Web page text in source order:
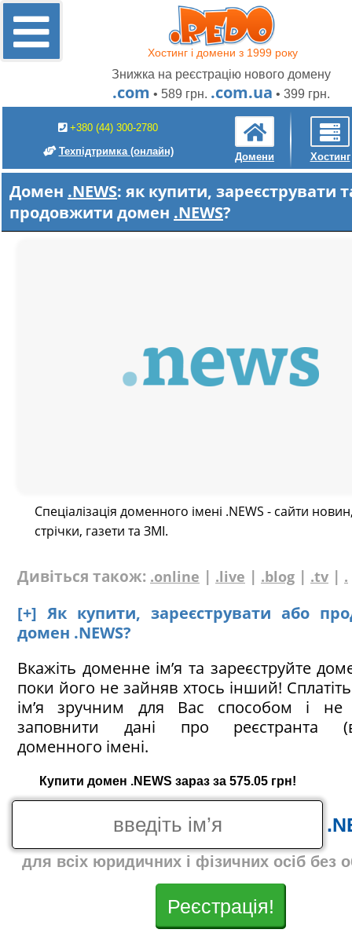
Хостинг і домени з 1999 року
Знижка на реєстрацію нового домену
.com • 589 грн. .com.ua • 399 грн.
+380 (44) 300-2780
Техпідтримка (онлайн) Домени Хостинг
Домен .NEWS: як купити, зареєструвати
продовжити домен .NEWS?
Спеціалізація доменного імені .NEWS - сайти
стрічки, газети та ЗМІ.
Дивіться також: .online | .live | .blog | .tv | .
[+] Як купити, зареєструвати або
домен .NEWS?
Вкажіть доменне ім’я та зареєструйте
поки його не зайняв хтось інший!
ім’я зручним для Вас способом і не
заповнити дані про реєстранта
доменного імені.
Купити домен .NEWS зараз за 575.05 грн!
для всіх юридичних і фізичних осіб без
Реєстрація!